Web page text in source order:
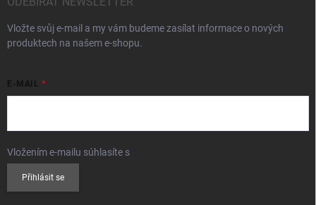
Vložte svůj e-mail a my vám budeme zasílat informace o nových
produktech na našem e-shopu.
E-MAIL
Vložením e-mailu súhlasíte s
Přihlásit se